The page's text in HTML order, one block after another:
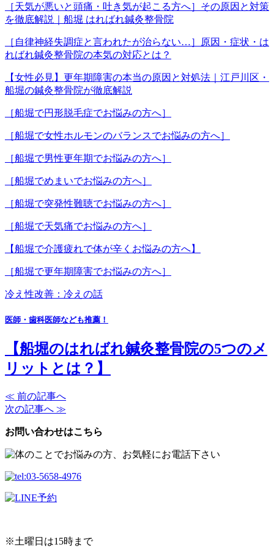
［天気が悪いと頭痛・吐き気が起こる方へ］その原因と対策
を徹底解説｜船堀 はればれ鍼灸整骨院
［自律神経失調症と言われたが治らない…］原因・症状・は
ればれ鍼灸整骨院の本気の対応とは？
【女性必見】更年期障害の本当の原因と対処法｜江戸川区・
船堀の鍼灸整骨院が徹底解説
［船堀で円形脱毛症でお悩みの方へ］
［船堀で女性ホルモンのバランスでお悩みの方へ］
［船堀で男性更年期でお悩みの方へ］
［船堀でめまいでお悩みの方へ］
［船堀で突発性難聴でお悩みの方へ］
［船堀で天気痛でお悩みの方へ］
【船堀で介護疲れで体が辛くお悩みの方へ】
［船堀で更年期障害でお悩みの方へ］
冷え性改善：冷えの話
医師・歯科医師なども推薦！
【船堀のはればれ鍼灸整骨院の5つのメ
リットとは？】
≪ 前の記事へ
次の記事へ ≫
お問い合わせはこちら
※土曜日は15時まで